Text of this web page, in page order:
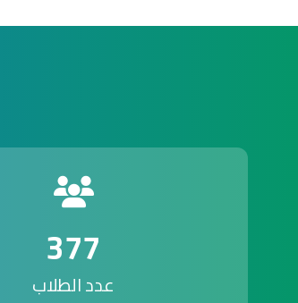
377
عدد الطلاب